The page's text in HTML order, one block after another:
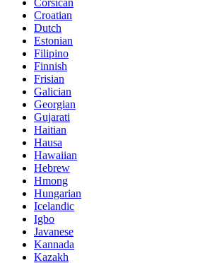
Corsican
Croatian
Dutch
Estonian
Filipino
Finnish
Frisian
Galician
Georgian
Gujarati
Haitian
Hausa
Hawaiian
Hebrew
Hmong
Hungarian
Icelandic
Igbo
Javanese
Kannada
Kazakh